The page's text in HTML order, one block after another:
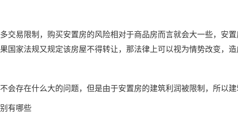
交易限制，购买安置房的风险相对于商品房而言就会大一些，安
国家法规又规定该房屋不得转让，那法律上可以视为情势改变，造
会存在什么大的问题，但是由于安置房的建筑利润被限制，所以
有哪些